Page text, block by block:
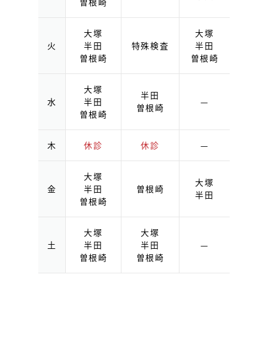
火
大塚
半田
曽根崎
特殊検査
大塚
半田
曽根崎
水
大塚
半田
曽根崎
半田
曽根崎
—
木 休診 休診 —
金
大塚
半田
曽根崎
曽根崎
大塚
半田
土
大塚
半田
曽根崎
大塚
半田
曽根崎
—